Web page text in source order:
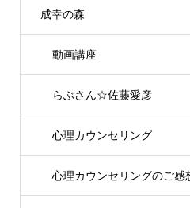
成幸の森
動画講座
らぶさん☆佐藤愛彦
心理カウンセリング
心理カウンセリングのご感